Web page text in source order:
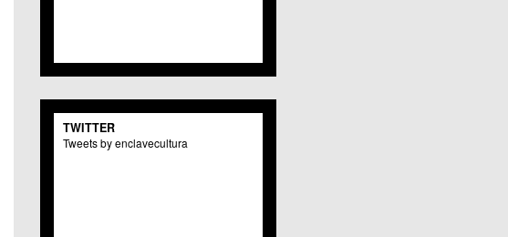
C.C.S. La Paz
C.M. El Carmen
Centros Culturales
C.C. Puertas de Castilla
TWITTER
Tweets by enclavecultura